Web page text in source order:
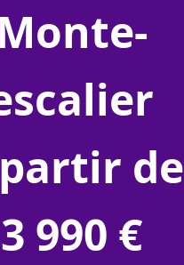
monte-
de
3 990 €